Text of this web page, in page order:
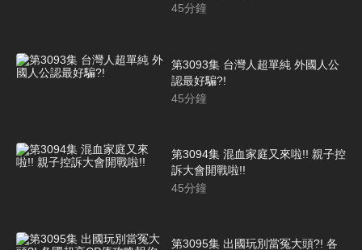
45分鐘
第3093集 台灣人超單純 外國人公
認最好騙?!
45分鐘
第3094集 混血家庭又來啦!! 親子控
訴大會開戰啦!!
45分鐘
第3095集 出國玩別當冤大頭?! 各